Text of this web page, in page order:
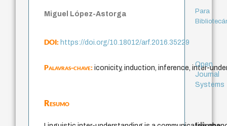
Miguel López-Astorga
DOI:https://doi.org/10.18012/arf.2016.35229
Palavras-chave:iconicity, induction, inference, inter-
Resumo
Para
Open
Journal
Systems